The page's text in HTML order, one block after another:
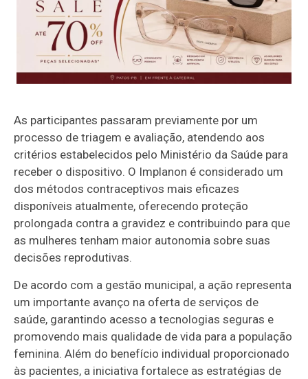
As participantes passaram previamente por um
processo de triagem e avaliação, atendendo aos
critérios estabelecidos pelo Ministério da Saúde para
receber o dispositivo. O Implanon é considerado um
dos métodos contraceptivos mais eficazes
disponíveis atualmente, oferecendo proteção
prolongada contra a gravidez e contribuindo para que
as mulheres tenham maior autonomia sobre suas
decisões reprodutivas.
De acordo com a gestão municipal, a ação representa
um importante avanço na oferta de serviços de
saúde, garantindo acesso a tecnologias seguras e
promovendo mais qualidade de vida para a população
feminina. Além do benefício individual proporcionado
às pacientes, a iniciativa fortalece as estratégias de